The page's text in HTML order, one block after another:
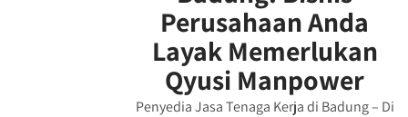
Perusahaan Anda
Layak Memerlukan
Qyusi Manpower
Penyedia Jasa Tenaga Kerja di Badung – Di